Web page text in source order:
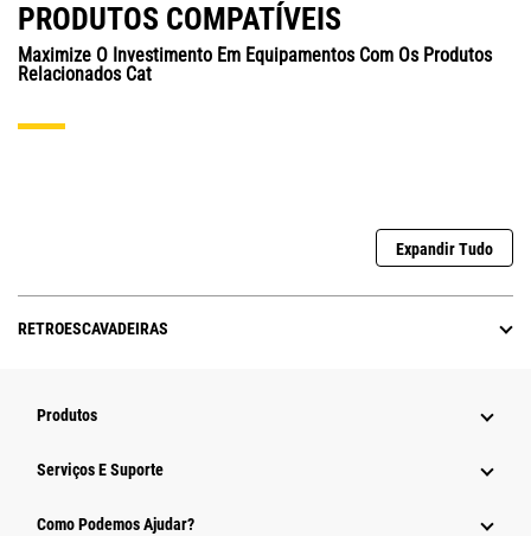
PRODUTOS COMPATÍVEIS
Maximize O Investimento Em Equipamentos Com Os Produtos
Relacionados Cat
Expandir Tudo
RETROESCAVADEIRAS
Produtos
Serviços E Suporte
Como Podemos Ajudar?